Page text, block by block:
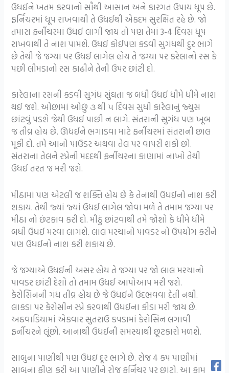
ઉધઈને ખતમ કરવાનો સૌથી આસાન અને કારગત ઉપાય ધૂપ છે.
ફર્નિચરમાં ધૂપ રાખવાથી તે ઉધઈથી એકદમ સુરક્ષિત રહે છે. જો
તમારા ફર્નીચરમાં ઉધઈ લાગી જાય તો પણ તેમાં 3-4 દિવસ ધૂપ
રાખવાથી તે નાશ પામશે. ઉધઈ કોઈપણ કડવી સુગંધથી દુર ભાગે
છે તેથી જે જગ્યા પર ઉધઈ લાગેલ હોય તે જગ્યા પર કરેલાનો રસ કે
પછી લીમડાનો રસ કાઢીને તેની ઉપર છાંટી દો.
કારેલાના રસની કડવી સુગંધ સુંઘતા જ બધી ઉધઈ ધીમે ધીમે નાશ
થઈ જશે. ઓછામાં ઓછું ૩ થી ૫ દિવસ સુધી કારેલાનું જ્યુસ
છાંટવું પડશે જેથી ઉધઈ પાછી ન લાગે. સંતરાની સુગંધ પણ ખૂબ
જ તીવ્ર હોય છે. ઊધઈને ભગાડવા માટે ફર્નીચરમાં સંતરાની છાલ
મૂકી દો. તમે આનો પાઉડર અથવા તેલ પર વાપરી શકો છો.
સંતરાના તેલને સ્પ્રેની મદદથી ફર્નીચરના કાણામાં નાખો તેથી
ઉધઈ તરત જ મરી જશે.
મીઠામાં પણ એટલી જ શક્તિ હોય છે કે તેનાથી ઉધઈનો નાશ કરી
શકાય. તેથી જ્યાં જ્યાં ઉધઈ લાગેલ જોવા મળે તે તમામ જગ્યા પર
મીઠા નો છંટકાવ કરી દો. મીઠું છાંટવાથી તમે જોશો કે ધીમે ધીમે
બધી ઉધઈ મરવા લાગશે. લાલ મરચાનો પાવડર નો ઉપયોગ કરીને
પણ ઉધઈનો નાશ કરી શકાય છે.
જે જગ્યાએ ઉધઈની અસર હોય તે જગ્યા પર જો લાલ મરચાનો
પાવડર છાંટી દેશો તો તમામ ઉધઈ આપોઆપ મરી જશે.
કેરોસિનની ગંધ તીવ્ર હોય છે જે ઉધઈને ઉદભવવા દેતી નથી.
લાકડા પર કેરોસીન સ્પ્રે કરવાથી ઉધઈના કીડા મરી જાય છે.
અઠવાડિયામાં એકવાર સુતરાઉ કપડામાં કેરોસિન લગાવી
ફર્નીચરને લૂંછો. આનાથી ઉધઈની સમસ્યાથી છૂટકારો મળશે.
સાબુના પાણીથી પણ ઉધઇ દૂર ભાગે છે. રોજ 4 કપ પાણીમાં
સાબુના ફીણ કરી આ પાણીને રોજ ફર્નિચર પર છાંટો. આ કામ